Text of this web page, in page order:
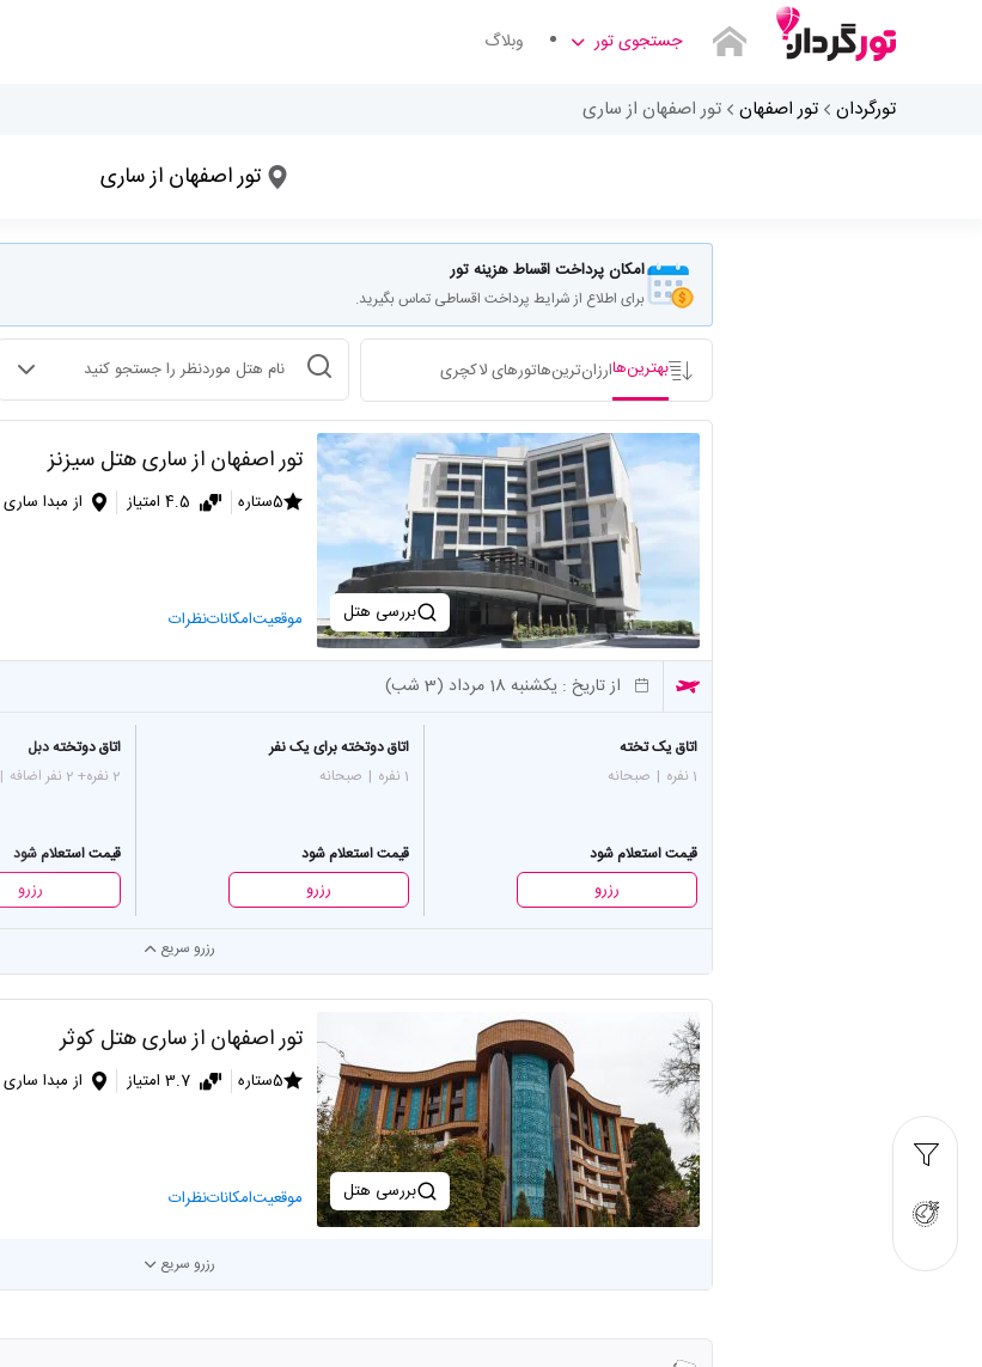
جستجوی تور وبلاگ
تورگردان تور اصفهان تور اصفهان از ساری
تاریخ ورود
تور اصفهان از ساری
امکان پرداخت اقساط هزینه تور
برای اطلاع از شرایط پرداخت اقساطی تماس بگیرید.
بهترین‌هاارزان‌ترین‌هاتورهای لاکچری انتخاب هتل
بررسی هتل
تور اصفهان از ساری هتل سیزنز
5ستاره 4.5 امتیاز از مبدا ساری
موقعیتامکاناتنظرات
از تاریخ : یکشنبه 18 مرداد (3 شب)
اتاق یک تخته
1 نفره
| صبحانه
قیمت استعلام شود
رزرو
اتاق دوتخته برای یک نفر
1 نفره
| صبحانه
قیمت استعلام شود
رزرو
اتاق دوتخته دبل
2 نفره
+ 2 نفر اضافه |
قیمت استعلام شود
رزرو
رزرو سریع
بررسی هتل
تور اصفهان از ساری هتل کوثر
5ستاره 3.7 امتیاز از مبدا ساری
موقعیتامکاناتنظرات
رزرو سریع